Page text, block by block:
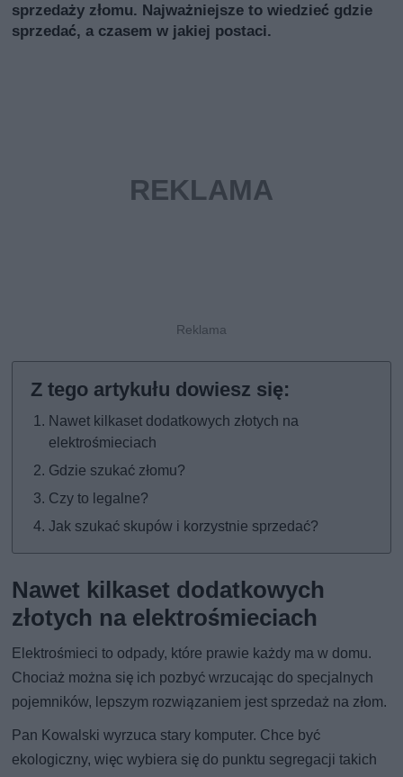
sprzedaży złomu. Najważniejsze to wiedzieć gdzie
sprzedać, a czasem w jakiej postaci.
Nawet kilkaset dodatkowych złotych na
elektrośmieciach
Gdzie szukać złomu?
Czy to legalne?
Jak szukać skupów i korzystnie sprzedać?
Nawet kilkaset dodatkowych
złotych na elektrośmieciach
Elektrośmieci to odpady, które prawie każdy ma w domu.
Chociaż można się ich pozbyć wrzucając do specjalnych
pojemników, lepszym rozwiązaniem jest sprzedaż na złom.
Pan Kowalski wyrzuca stary komputer. Chce być
ekologiczny, więc wybiera się do punktu segregacji takich